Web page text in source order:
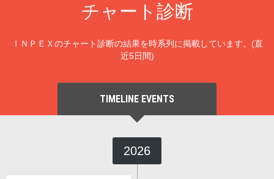
チャート診断
ＩＮＰＥＸのチャート診断の結果を時系列に掲載しています。(直
近5日間)
TIMELINE EVENTS
2026